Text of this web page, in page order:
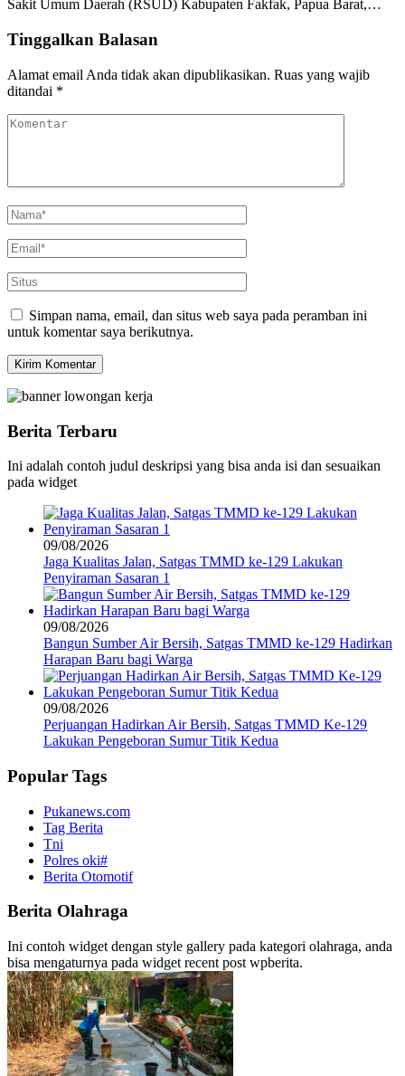
Sakit Umum Daerah (RSUD) Kabupaten Fakfak, Papua Barat,…
Tinggalkan Balasan
Alamat email Anda tidak akan dipublikasikan. Ruas yang wajib
ditandai *
Simpan nama, email, dan situs web saya pada peramban ini
untuk komentar saya berikutnya.
Berita Terbaru
Ini adalah contoh judul deskripsi yang bisa anda isi dan sesuaikan
pada widget
09/08/2026
Jaga Kualitas Jalan, Satgas TMMD ke-129 Lakukan
Penyiraman Sasaran 1
09/08/2026
Bangun Sumber Air Bersih, Satgas TMMD ke-129 Hadirkan
Harapan Baru bagi Warga
09/08/2026
Perjuangan Hadirkan Air Bersih, Satgas TMMD Ke-129
Lakukan Pengeboran Sumur Titik Kedua
Popular Tags
Pukanews.com
Tag Berita
Tni
Polres oki#
Berita Otomotif
Berita Olahraga
Ini contoh widget dengan style gallery pada kategori olahraga, anda
bisa mengaturnya pada widget recent post wpberita.